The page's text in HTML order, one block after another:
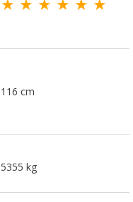
116 cm
5355 kg